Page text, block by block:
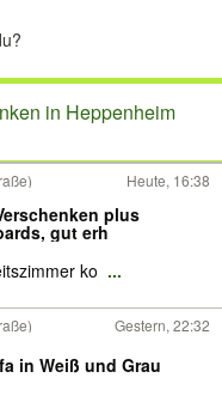
in Heppenheim
Heute, 16:38
plus
gut erh
ko ...
Gestern, 22:32
in Weiß und Grau